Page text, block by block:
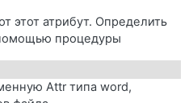
этот атрибут. Определить
процедуры
Attr типа word,